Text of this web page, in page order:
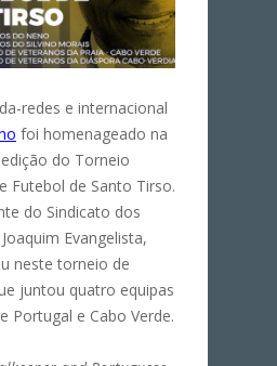
redes e internacional
foi homenageado na
do Torneio
Futebol de Santo Tirso.
do Sindicato dos
Evangelista,
neste torneio de
juntou quatro equipas
Portugal e Cabo Verde.